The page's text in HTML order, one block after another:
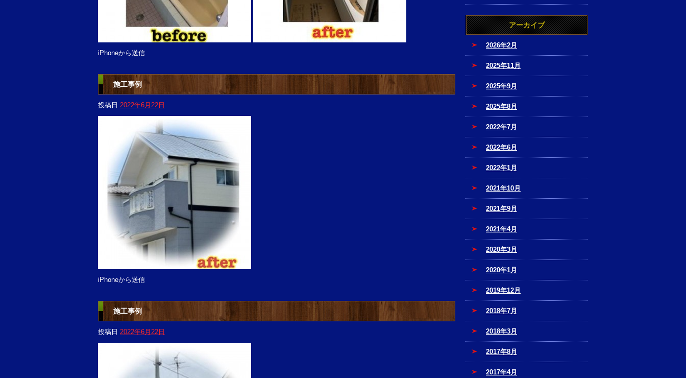
iPhoneから送信
施工事例
投稿日 2022年6月22日
iPhoneから送信
施工事例
投稿日 2022年6月22日
アーカイブ
2026年2月
2025年11月
2025年9月
2025年8月
2022年7月
2022年6月
2022年1月
2021年10月
2021年9月
2021年4月
2020年3月
2020年1月
2019年12月
2018年7月
2018年3月
2017年8月
2017年4月